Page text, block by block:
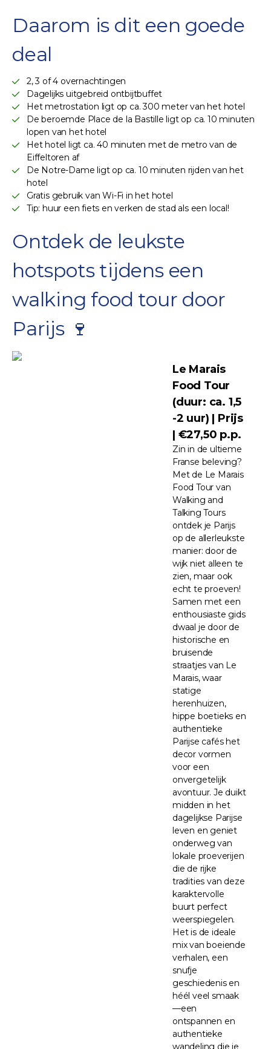
Daarom is dit een goede
deal
2, 3 of 4 overnachtingen
Dagelijks uitgebreid ontbijtbuffet
Het metrostation ligt op ca. 300 meter van het hotel
De beroemde Place de la Bastille ligt op ca. 10 minuten
lopen van het hotel
Het hotel ligt ca. 40 minuten met de metro van de
Eiffeltoren af
De Notre-Dame ligt op ca. 10 minuten rijden van het
hotel
Gratis gebruik van Wi-Fi in het hotel
Tip: huur een fiets en verken de stad als een local!
Ontdek de leukste
hotspots tijdens een
walking food tour door
Parijs 🍷
Le Marais
Food Tour
(duur: ca. 1,5
-2 uur) | Prijs
| €27,50 p.p.
Zin in de ultieme
Franse beleving?
Met de Le Marais
Food Tour van
Walking and
Talking Tours
ontdek je Parijs
op de allerleukste
manier: door de
wijk niet alleen te
zien, maar ook
echt te proeven!
Samen met een
enthousiaste gids
dwaal je door de
historische en
bruisende
straatjes van Le
Marais, waar
statige
herenhuizen,
hippe boetieks en
authentieke
Parijse cafés het
decor vormen
voor een
onvergetelijk
avontuur. Je duikt
midden in het
dagelijkse Parijse
leven en geniet
onderweg van
lokale proeverijen
die de rijke
tradities van deze
karaktervolle
buurt perfect
weerspiegelen.
Het is de ideale
mix van boeiende
verhalen, een
snufje
geschiedenis en
héél veel smaak
—een
ontspannen en
authentieke
wandeling die je